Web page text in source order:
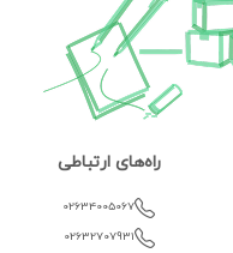
راه‌های ارتباطی
02634005067
02632707931